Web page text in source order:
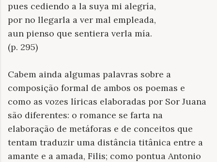
pues cediendo a la suya mi alegría,
por no llegarla a ver mal empleada,
aun pienso que sentiera verla mía.
(p. 295)
Cabem ainda algumas palavras sobre a
composição formal de ambos os poemas e
como as vozes líricas elaboradas por Sor Juana
são diferentes: o romance se farta na
elaboração de metáforas e de conceitos que
tentam traduzir uma distância titânica entre a
amante e a amada, Filis; como pontua Antonio